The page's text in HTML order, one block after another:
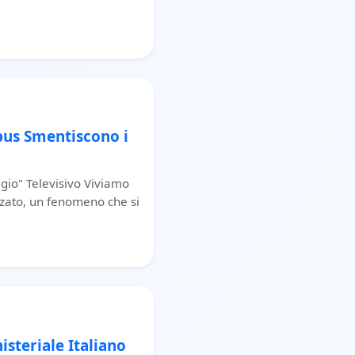
Smentiscono i
Televisivo Viviamo
un fenomeno che si
Italiano